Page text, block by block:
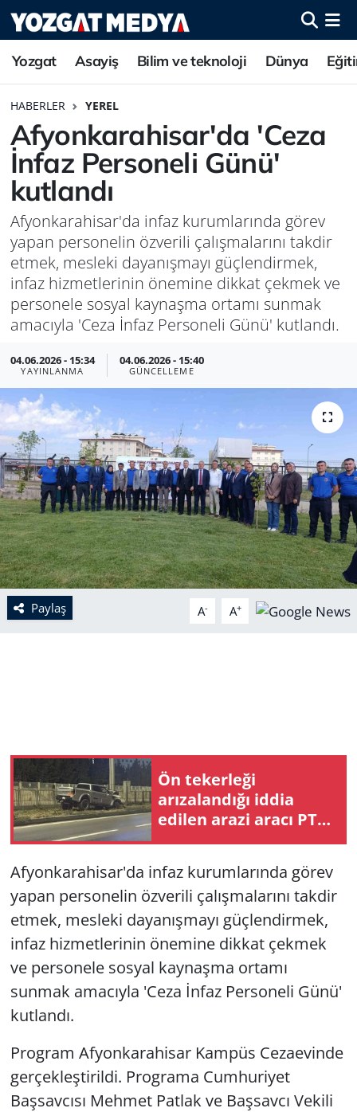
Yozgat Asayiş Bilim ve teknoloji Dünya
HABERLER YEREL
Afyonkarahisar'da 'Ceza
İnfaz Personeli Günü'
kutlandı
Afyonkarahisar'da infaz kurumlarında görev
yapan personelin özverili çalışmalarını takdir
etmek, mesleki dayanışmayı güçlendirmek,
infaz hizmetlerinin önemine dikkat çekmek ve
personele sosyal kaynaşma ortamı sunmak
amacıyla 'Ceza İnfaz Personeli Günü' kutlandı.
04.06.2026 - 15:34
YAYINLANMA
04.06.2026 - 15:40
GÜNCELLEME
Paylaş A- A+
Ön tekerleği
arızalandığı iddia
edilen arazi aracı PTS
direğine çarptı: 1
Afyonkarahisar'da infaz kurumlarında görev
yapan personelin özverili çalışmalarını takdir
etmek, mesleki dayanışmayı güçlendirmek,
infaz hizmetlerinin önemine dikkat çekmek
ve personele sosyal kaynaşma ortamı
sunmak amacıyla 'Ceza İnfaz Personeli Günü'
kutlandı.
Program Afyonkarahisar Kampüs Cezaevinde
gerçekleştirildi. Programa Cumhuriyet
Başsavcısı Mehmet Patlak ve Başsavcı Vekili